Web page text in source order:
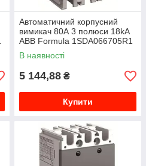
Автоматичний корпусний
вимикач 80А 3 полюси 18kA
ABB Formula 1SDA066705R1
В наявності
5 144,88 ₴
Купити